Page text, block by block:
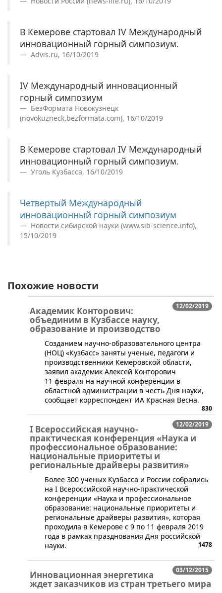
В Кемерове стартовал IV Международный
инновационный горный симпозиум.
Advis.ru, 16/10/2019
IV Международный инновационный
горный симпозиум
БезФормата Новокузнецк
(novokuzneck.bezformata.com), 16/10/2019
В Кемерове стартовал IV Международный
инновационный горный симпозиум.
Уголь Кузбасса, 16/10/2019
Четвертый Международный
инновационный горный симпозиум
Новости сибирской науки (www.sib-science.info),
15/10/2019
Похожие новости
12/02/2019
Академик Конторович:
объединим в Кузбассе науку,
образование и производство
​​Созданием научно-образовательного центра
(НОЦ) «Кузбасс» заняты ученые, педагоги и
производственники Кемеровской области,
заявил академик Алексей Конторович​
11 февраля на научной конференции в
областной администрации в честь Дня науки,
сообщает корреспондент ИА Красная Весна.
830
12/02/2019
I Всероссийская научно-
практическая конференция «Наука и
профессиональное образование:
национальные приоритеты и
региональные драйверы развития»
​Более 300 ученых Кузбасса и России собрались
на I Всероссийской научно-практической
конференции «Наука и профессиональное
образование: национальные приоритеты и
региональные драйверы развития», которая
проходила в Кемерове с 9 по 11 февраля 2019
года в рамках празднования Дня российской
науки.
1478
03/12/2015
Инновационная энергетика
ждет заказчиков из стран третьего мира